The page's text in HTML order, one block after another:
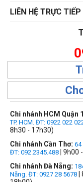
LIÊN HỆ TRỰC TIẾP
Chi nhánh HCM Quận
TP. HCM. ĐT: 0922 022
8h30 - 17h30)
Chi nhánh Cần Thơ: 64
ĐT: 092.2345.488 | 9h00
Chi nhánh Đà Nẵng:
Nẵng. ĐT: 0927 28 5678